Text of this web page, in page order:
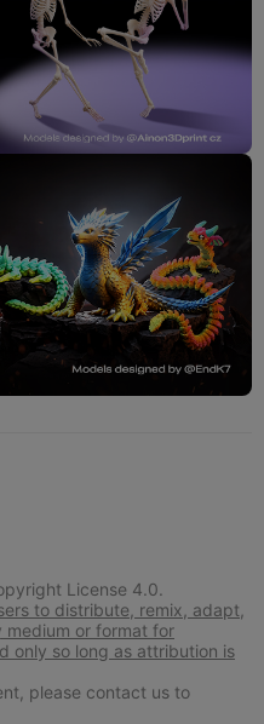
License 4.0.
to distribute, remix, adapt,
medium or format for
only so long as attribution is
please contact us to